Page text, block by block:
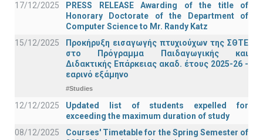
17/12/2025
PRESS RELEASE Awarding of the title of
Honorary Doctorate of the Department of
Computer Science to Mr. Randy Katz
15/12/2025
Προκήρυξη εισαγωγής πτυχιούχων της ΣΘΤΕ
στο Πρόγραμμα Παιδαγωγικής και
Διδακτικής Επάρκειας ακαδ. έτους 2025-26 -
εαρινό εξάμηνο
#Studies
12/12/2025
Updated list of students expelled for
exceeding the maximum duration of study
08/12/2025
Courses' Timetable for the Spring Semester of